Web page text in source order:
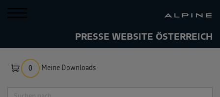
PRESSE WEBSITE ÖSTERREICH
0 Meine Downloads
Suche